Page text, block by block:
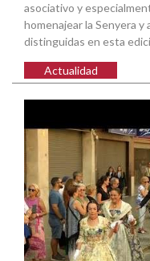
asociativo y
homenajear la Senyera
distinguidas en esta
Actualidad